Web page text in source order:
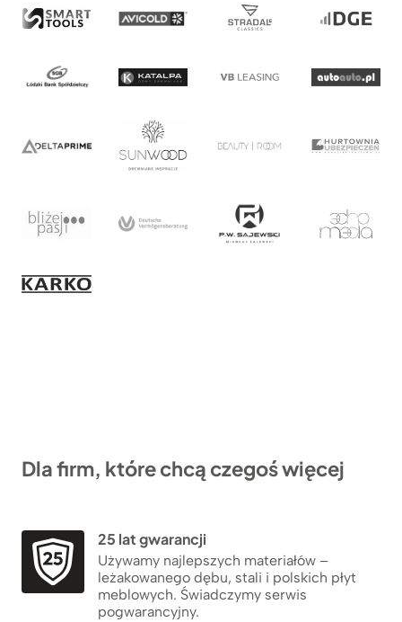
Dla firm, które chcą czegoś więcej
25 lat gwarancji
Używamy najlepszych materiałów –
leżakowanego dębu, stali i polskich płyt
meblowych. Świadczymy serwis
pogwarancyjny.